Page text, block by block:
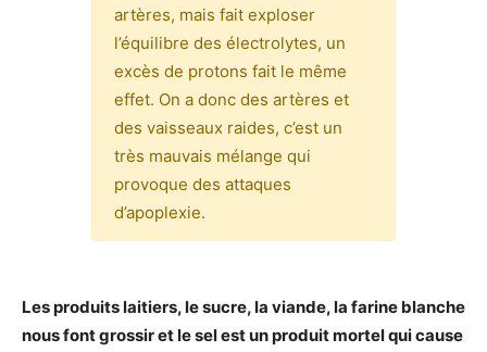
artères, mais fait exploser
l’équilibre des électrolytes, un
excès de protons fait le même
effet. On a donc des artères et
des vaisseaux raides, c’est un
très mauvais mélange qui
provoque des attaques
d’apoplexie.
Les produits laitiers, le sucre, la viande, la farine blanche
nous font grossir et le sel est un produit mortel qui cause